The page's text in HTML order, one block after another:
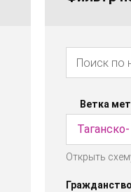
Ветка
Таганско-
Открыть